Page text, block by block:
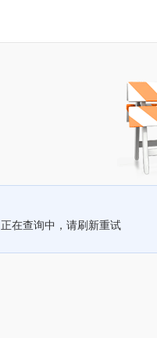
正在查询中，请刷新重试